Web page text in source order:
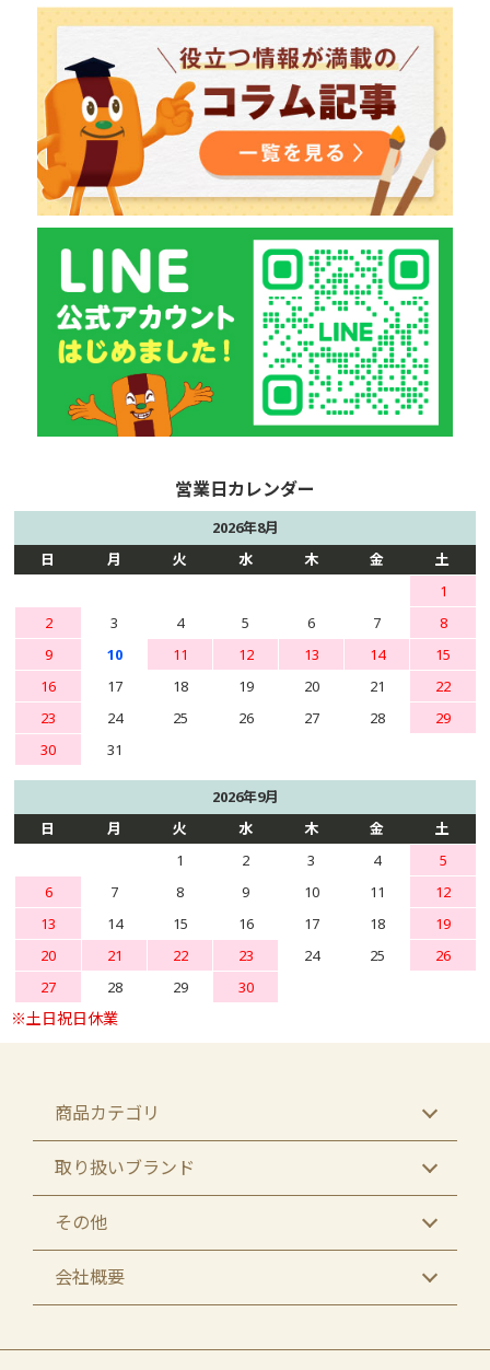
2026年8月
日
月 火 水 木 金
土
1
2
3 4 5 6 7
8
9
10 11 12 13 14
15
16
17 18 19 20 21
22
23
24 25 26 27 28
29
30
31
2026年9月
日
月 火 水 木 金
土
1
2 3 4
5
6
7 8 9 10 11
12
13
14 15 16 17 18
19
20
21 22 23 24 25
26
27
28 29 30
商品カテゴリ
取り扱いブランド
その他
会社概要